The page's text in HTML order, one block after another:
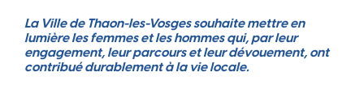
La Ville de Thaon-les-Vosges souhaite mettre en
lumière les femmes et les hommes qui, par leur
engagement, leur parcours et leur dévouement, ont
contribué durablement à la vie locale.